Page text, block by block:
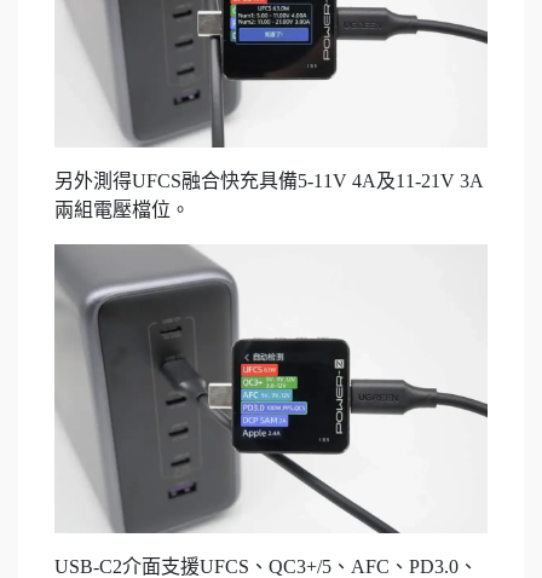
另外測得UFCS融合快充具備5-11V 4A及11-21V 3A
兩組電壓檔位。
USB-C2介面支援UFCS、QC3+/5、AFC、PD3.0、